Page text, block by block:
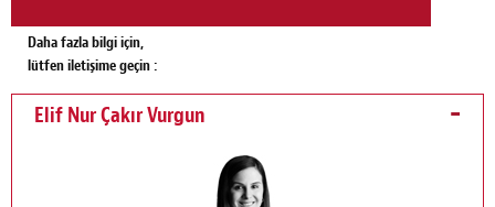
Daha fazla bilgi için,
lütfen iletişime geçin :
Elif Nur Çakır Vurgun